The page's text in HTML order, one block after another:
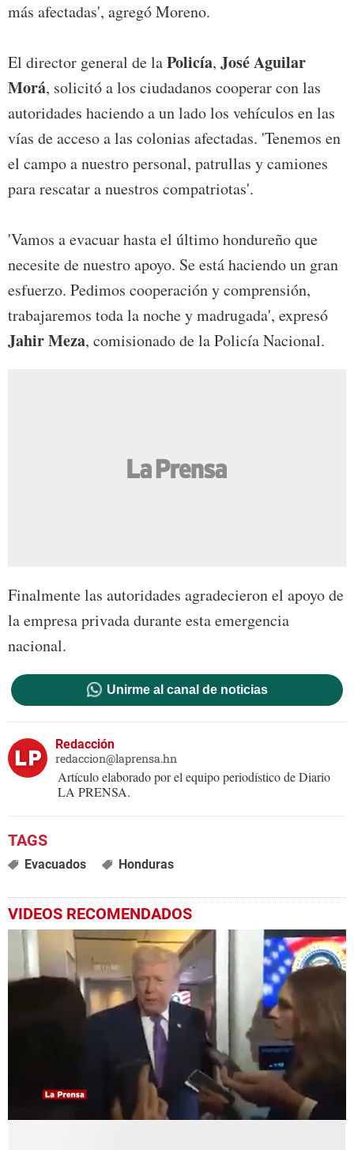
más afectadas', agregó Moreno.
El director general de laPolicía, José Aguilar
Morá, solicitó a los ciudadanos cooperar con las
autoridades haciendo a un lado los vehículos en las
vías de acceso a las colonias afectadas. 'Tenemos en
el campo a nuestro personal, patrullas y camiones
para rescatar a nuestros compatriotas'.
'Vamos a evacuar hasta el último hondureño que
necesite de nuestro apoyo. Se está haciendo un gran
esfuerzo. Pedimos cooperación y comprensión,
trabajaremos toda la noche y madrugada', expresó
Jahir Meza, comisionado de la Policía Nacional.
Finalmente las autoridades agradecieron el apoyo de
la empresa privada durante esta emergencia
nacional.
Unirme al canal de noticias
Redacción
redaccion@laprensa.hn
Artículo elaborado por el equipo periodístico de Diario
LA PRENSA.
Evacuados Honduras
VIDEOS RECOMENDADOS